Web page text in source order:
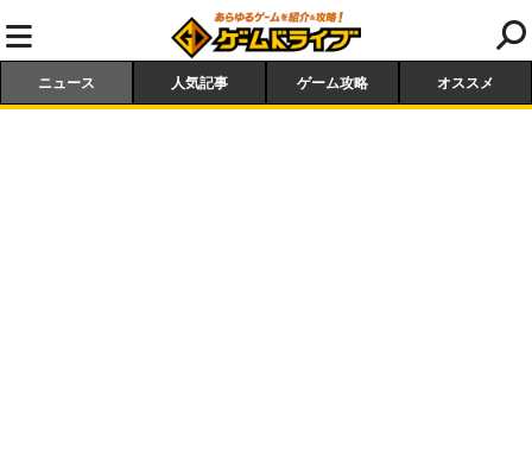
ニュース 人気記事 ゲーム攻略 オススメ